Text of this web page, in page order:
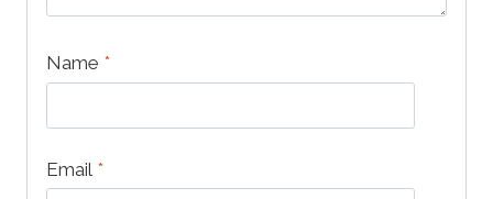
Name *
Email *